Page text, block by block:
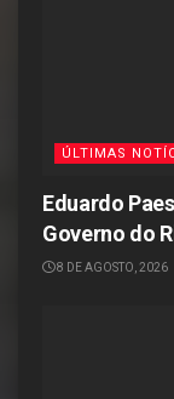
ÚLTIMAS
Eduardo
Governo do
8 DE AGOSTO, 2026